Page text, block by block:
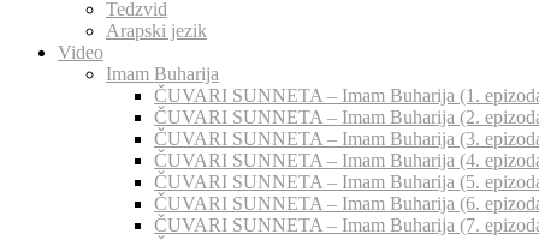
Tedzvid
Arapski jezik
Video
Imam Buharija
ČUVARI SUNNETA – Imam Buharija (1.
ČUVARI SUNNETA – Imam Buharija (2.
ČUVARI SUNNETA – Imam Buharija (3.
ČUVARI SUNNETA – Imam Buharija (4.
ČUVARI SUNNETA – Imam Buharija (5.
ČUVARI SUNNETA – Imam Buharija (6.
ČUVARI SUNNETA – Imam Buharija (7.